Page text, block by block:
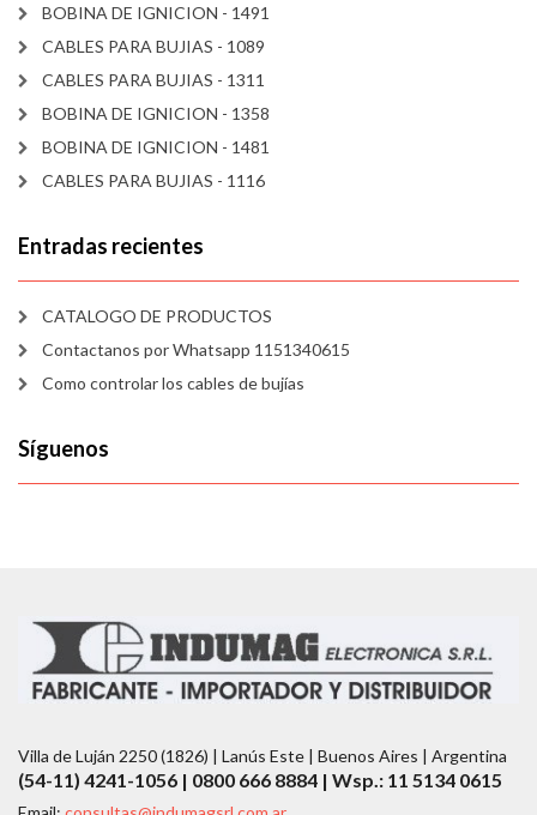
BOBINA DE IGNICION - 1491
CABLES PARA BUJIAS - 1089
CABLES PARA BUJIAS - 1311
BOBINA DE IGNICION - 1358
BOBINA DE IGNICION - 1481
CABLES PARA BUJIAS - 1116
Entradas recientes
CATALOGO DE PRODUCTOS
Contactanos por Whatsapp 1151340615
Como controlar los cables de bujías
Síguenos
Villa de Luján 2250 (1826) | Lanús Este | Buenos Aires | Argentina
(54-11) 4241-1056 | 0800 666 8884 | Wsp.: 11 5134 0615